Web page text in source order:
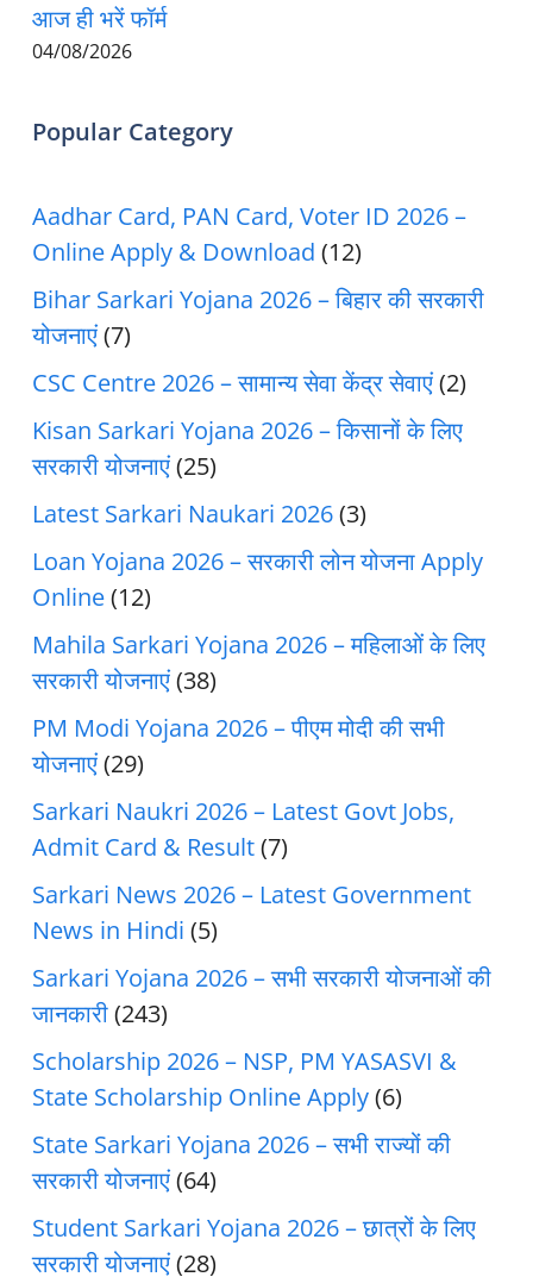
आज ही भरें फॉर्म
04/08/2026
Popular Category
Aadhar Card, PAN Card, Voter ID 2026 –
Online Apply & Download (12)
Bihar Sarkari Yojana 2026 – बिहार की सरकारी
योजनाएं(7)
CSC Centre 2026 – सामान्य सेवा केंद्र सेवाएं(2)
Kisan Sarkari Yojana 2026 – किसानों के लिए
सरकारी योजनाएं(25)
Latest Sarkari Naukari 2026(3)
Loan Yojana 2026 – सरकारी लोन योजना Apply
Online(12)
Mahila Sarkari Yojana 2026 – महिलाओं के लिए
सरकारी योजनाएं(38)
PM Modi Yojana 2026 – पीएम मोदी की सभी
योजनाएं(29)
Sarkari Naukri 2026 – Latest Govt Jobs,
Admit Card & Result(7)
Sarkari News 2026 – Latest Government
News in Hindi (5)
Sarkari Yojana 2026 – सभी सरकारी योजनाओं की
जानकारी(243)
Scholarship 2026 – NSP, PM YASASVI &
State Scholarship Online Apply(6)
State Sarkari Yojana 2026 – सभी राज्यों की
सरकारी योजनाएं(64)
Student Sarkari Yojana 2026 – छात्रों के लिए
सरकारी योजनाएं(28)